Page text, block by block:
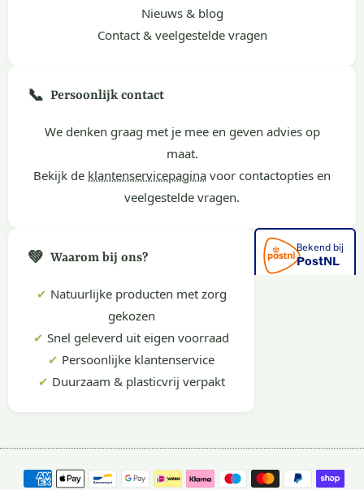
Nieuws & blog
Contact & veelgestelde vragen
📞 Persoonlijk contact
We denken graag met je mee en geven advies op
maat.
Bekijk de klantenservicepagina voor contactopties en
veelgestelde vragen.
💚 Waarom bij ons?
✔ Natuurlijke producten met zorg
gekozen
✔ Snel geleverd uit eigen voorraad
✔ Persoonlijke klantenservice
✔ Duurzaam & plasticvrij verpakt